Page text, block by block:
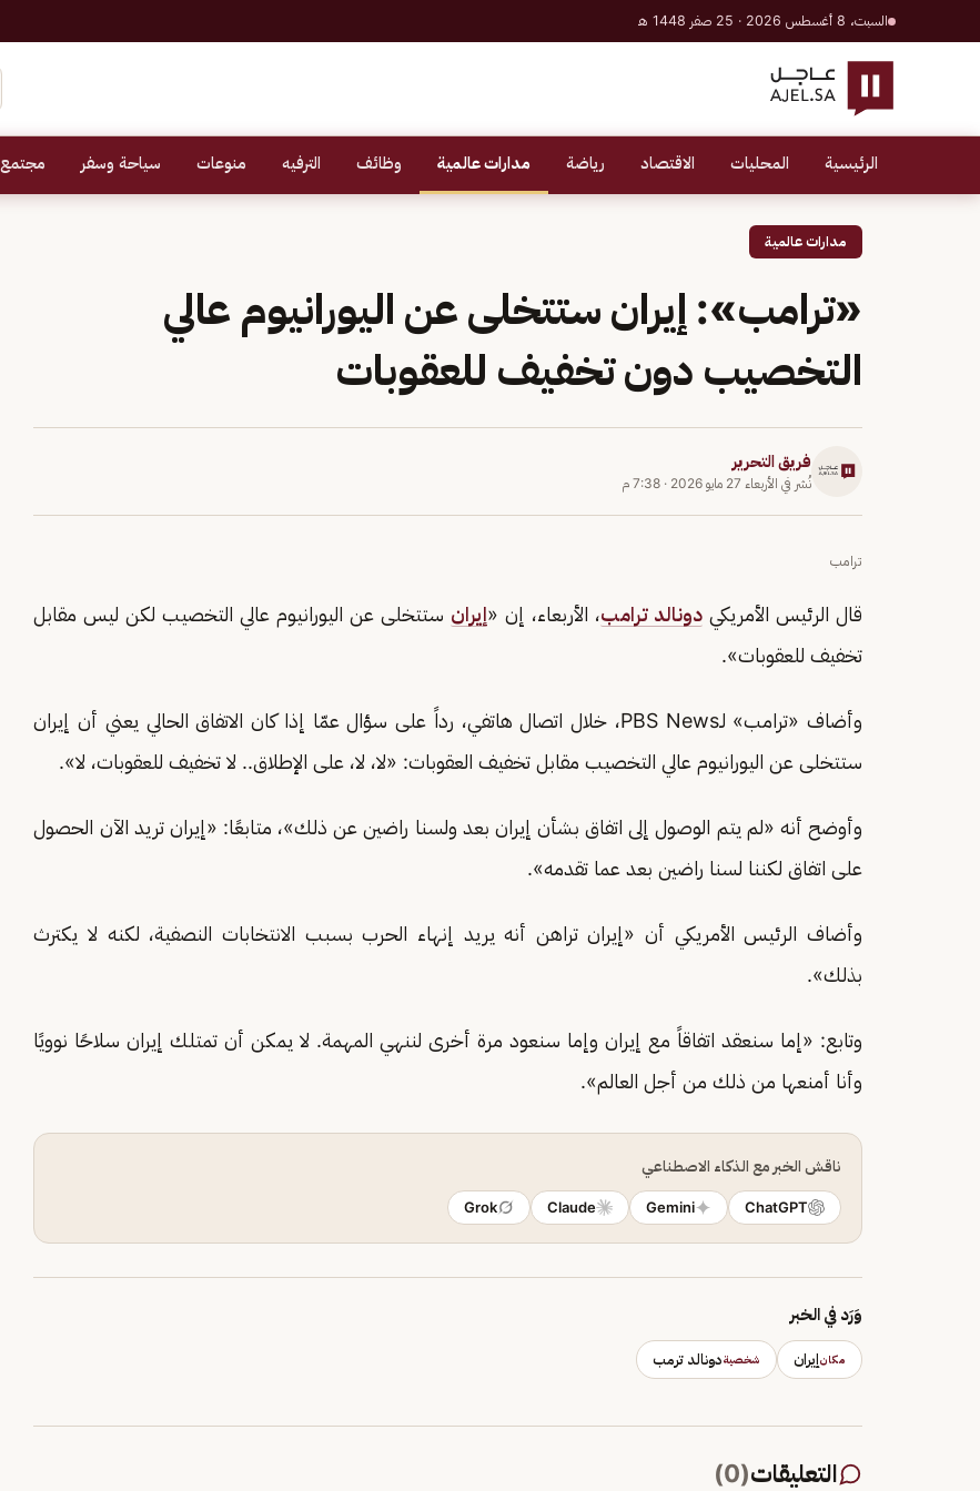
السبت، 8 أغسطس 2026 · 25 صفر 1448 هـ
الرئيسية المحليات الاقتصاد رياضة مدارات عالمية وظائف الترفيه منوعات سياحة وسفر مجتمع
مدارات عالمية
«ترامب»: إيران ستتخلى عن اليورانيوم عالي
التخصيب دون تخفيف للعقوبات
فريق التحرير
نُشر في الأربعاء 27 مايو 2026 · 7:38 م
ترامب
قال الرئيس الأمريكي دونالد ترامب، الأربعاء، إن «إيران ستتخلى عن اليورانيوم عالي التخصيب لكن ليس مقابل
تخفيف للعقوبات».
وأضاف «ترامب» لـPBS News، خلال اتصال هاتفي، رداً على سؤال عمّا إذا كان الاتفاق الحالي يعني أن إيران
ستتخلى عن اليورانيوم عالي التخصيب مقابل تخفيف العقوبات: «لا، لا، على الإطلاق.. لا تخفيف للعقوبات، لا».
وأوضح أنه «لم يتم الوصول إلى اتفاق بشأن إيران بعد ولسنا راضين عن ذلك»، متابعًا: «إيران تريد الآن الحصول
على اتفاق لكننا لسنا راضين بعد عما تقدمه».
وأضاف الرئيس الأمريكي أن «إيران تراهن أنه يريد إنهاء الحرب بسبب الانتخابات النصفية، لكنه لا يكترث
بذلك».
وتابع: «إما سنعقد اتفاقاً مع إيران وإما سنعود مرة أخرى لننهي المهمة. لا يمكن أن تمتلك إيران سلاحًا نوويًا
وأنا أمنعها من ذلك من أجل العالم».
ناقش الخبر مع الذكاء الاصطناعي
ChatGPT
Gemini
Claude
Grok
وَرَد في الخبر
مكانإيران شخصيةدونالد ترمب
التعليقات(
0
)